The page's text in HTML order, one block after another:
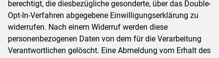
berechtigt, die diesbezügliche gesonderte, über das Double-
Opt-In-Verfahren abgegebene Einwilligungserklärung zu
widerrufen. Nach einem Widerruf werden diese
personenbezogenen Daten von dem für die Verarbeitung
Verantwortlichen gelöscht. Eine Abmeldung vom Erhalt des